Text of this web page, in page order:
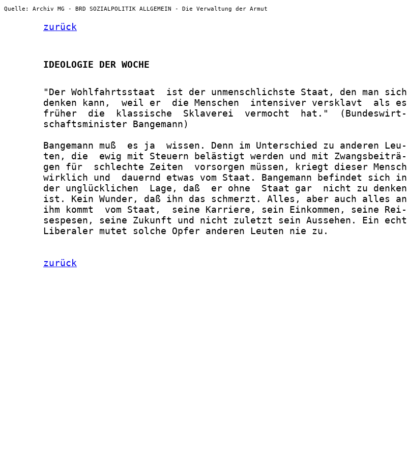
Quelle: Archiv MG - BRD SOZIALPOLITIK ALLGEMEIN - Die Verwaltung der Armut
zurück
       IDEOLOGIE DER WOCHE
       "Der Wohlfahrtsstaat  ist der unmenschlichste Staat, den man sich
       denken kann,  weil er  die Menschen  intensiver versklavt  als es
       früher  die  klassische  Sklaverei  vermocht  hat."  (Bundeswirt-
       schaftsminister Bangemann)
       Bangemann muß  es ja  wissen. Denn im Unterschied zu anderen Leu-
       ten, die  ewig mit Steuern belästigt werden und mit Zwangsbeiträ-
       gen für  schlechte Zeiten  vorsorgen müssen, kriegt dieser Mensch
       wirklich und  dauernd etwas vom Staat. Bangemann befindet sich in
       der unglücklichen  Lage, daß  er ohne  Staat gar  nicht zu denken
       ist. Kein Wunder, daß ihn das schmerzt. Alles, aber auch alles an
       ihm kommt  vom Staat,  seine Karriere, sein Einkommen, seine Rei-
       sespesen, seine Zukunft und nicht zuletzt sein Aussehen. Ein echt
       Liberaler mutet solche Opfer anderen Leuten nie zu.
zurück